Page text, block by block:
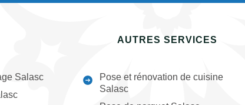
AUTRES SERVICES
Salasc
Pose et rénovation de cuisine
Salasc